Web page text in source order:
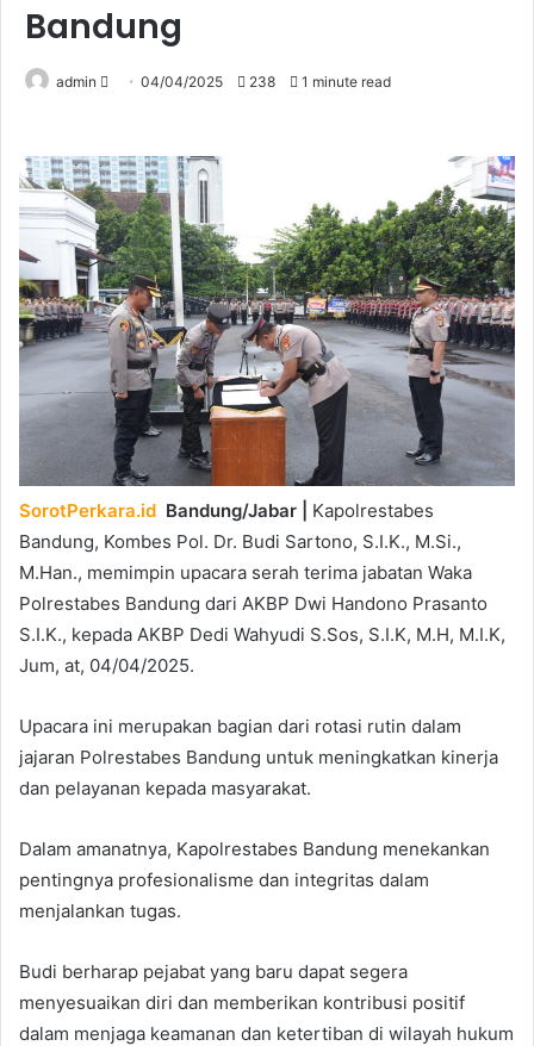
Bandung
admin
Send04/04/2025 238 1 minute read
SorotPerkara.id Bandung/Jabar |
Kapolrestabes
Bandung, Kombes Pol. Dr. Budi Sartono, S.I.K., M.Si.,
M.Han., memimpin upacara serah terima jabatan Waka
Polrestabes Bandung dari AKBP Dwi Handono Prasanto
S.I.K., kepada AKBP Dedi Wahyudi S.Sos, S.I.K, M.H, M.I.K,
Jum, at, 04/04/2025.
Upacara ini merupakan bagian dari rotasi rutin dalam
jajaran Polrestabes Bandung untuk meningkatkan kinerja
dan pelayanan kepada masyarakat.
Dalam amanatnya, Kapolrestabes Bandung menekankan
pentingnya profesionalisme dan integritas dalam
menjalankan tugas.
Budi berharap pejabat yang baru dapat segera
menyesuaikan diri dan memberikan kontribusi positif
dalam menjaga keamanan dan ketertiban di wilayah hukum